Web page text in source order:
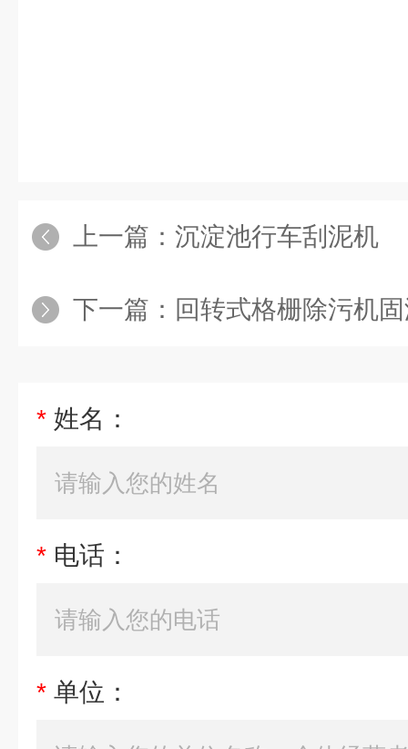
上一篇： 沉淀池行车刮泥机
下一篇： 回转式格栅除污机
* 姓名：
* 电话：
* 单位：